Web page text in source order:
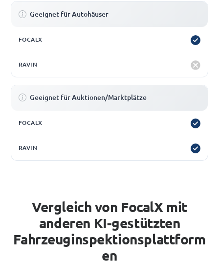
Geeignet für Autohäuser
Geeignet für Auktionen/Marktplätze
Vergleich von FocalX mit
anderen KI-gestützten
Fahrzeuginspektionsplattform
en